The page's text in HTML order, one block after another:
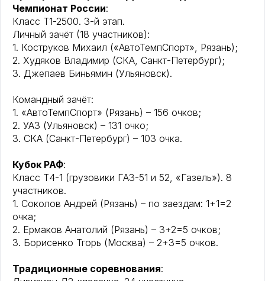
Чемпионат России:
Класс Т1-2500. 3-й этап.
Личный зачёт (18 участников):
1. Коструков Михаил («АвтоТемпСпорт», Рязань);
2. Худяков Владимир (СКА, Санкт-Петербург);
3. Джепаев Биньямин (Ульяновск).
Командный зачёт:
1. «АвтоТемпСпорт» (Рязань) – 156 очков;
2. УАЗ (Ульяновск) – 131 очко;
3. СКА (Санкт-Петербург) – 103 очка.
Кубок РАФ:
Класс Т4-1 (грузовики ГАЗ-51 и 52, «Газель»). 8
участников.
1. Соколов Андрей (Рязань) – по заездам: 1+1=2
очка;
2. Ермаков Анатолий (Рязань) – 3+2=5 очков;
3. Борисенко Тгорь (Москва) – 2+3=5 очков.
Традиционные соревнования: